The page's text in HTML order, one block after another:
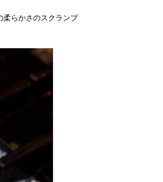
柔らかさのスクランブ